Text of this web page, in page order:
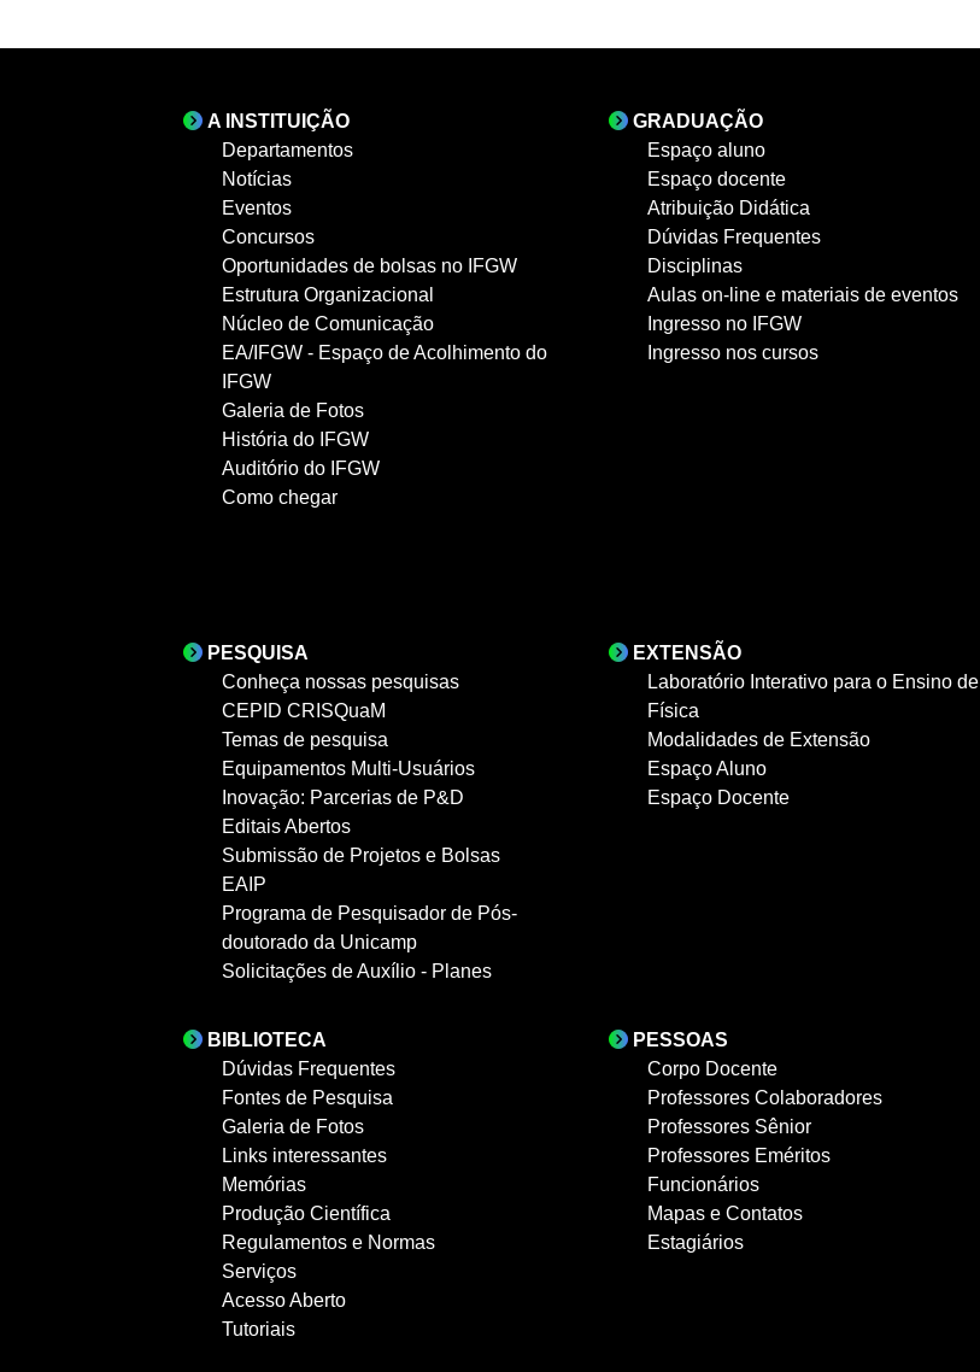
A INSTITUIÇÃO
Departamentos
Notícias
Eventos
Concursos
Oportunidades de bolsas no IFGW
Estrutura Organizacional
Núcleo de Comunicação
EA/IFGW - Espaço de Acolhimento do
IFGW
Galeria de Fotos
História do IFGW
Auditório do IFGW
Como chegar
GRADUAÇÃO
Espaço aluno
Espaço docente
Atribuição Didática
Dúvidas Frequentes
Disciplinas
Aulas on-line e materiais de eventos
Ingresso no IFGW
Ingresso nos cursos
PESQUISA
Conheça nossas pesquisas
CEPID CRISQuaM
Temas de pesquisa
Equipamentos Multi-Usuários
Inovação: Parcerias de P&D
Editais Abertos
Submissão de Projetos e Bolsas
EAIP
Programa de Pesquisador de Pós-
doutorado da Unicamp
Solicitações de Auxílio - Planes
EXTENSÃO
Laboratório Interativo para o Ensino de
Física
Modalidades de Extensão
Espaço Aluno
Espaço Docente
BIBLIOTECA
Dúvidas Frequentes
Fontes de Pesquisa
Galeria de Fotos
Links interessantes
Memórias
Produção Científica
Regulamentos e Normas
Serviços
Acesso Aberto
Tutoriais
PESSOAS
Corpo Docente
Professores Colaboradores
Professores Sênior
Professores Eméritos
Funcionários
Mapas e Contatos
Estagiários